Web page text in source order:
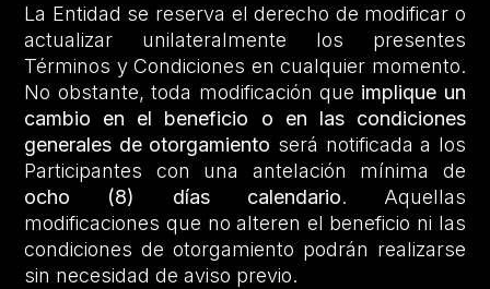
La Entidad se reserva el derecho de modificar o
actualizar unilateralmente los presentes
Términos y Condiciones en cualquier momento.
No obstante, toda modificación que implique un
cambio en el beneficio o en las condiciones
generales de otorgamiento será notificada a los
Participantes con una antelación mínima de
ocho (8) días calendario. Aquellas
modificaciones que no alteren el beneficio ni las
condiciones de otorgamiento podrán realizarse
sin necesidad de aviso previo.